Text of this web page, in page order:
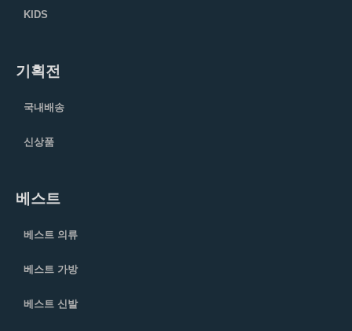
KIDS
기획전
국내배송
신상품
베스트
베스트 의류
베스트 가방
베스트 신발